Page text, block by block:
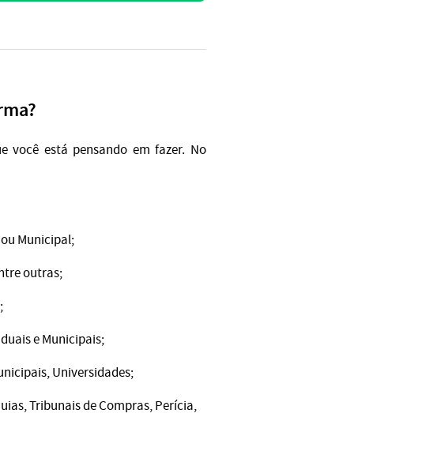
você está pensando em fazer. No
Municipal;
outras;
e Municipais;
Universidades;
Tribunais de Compras, Perícia,